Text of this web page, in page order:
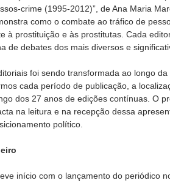
crime (1995-2012)”, de Ana Maria
como o combate ao tráfico de
à prostituição e às prostitutas. Cada
de debates dos mais diversos e
foi sendo transformada ao longo
cada período de publicação, a
dos 27 anos de edições contínuas. O
na leitura e na recepção dessa
político.
início com o lançamento do periódico